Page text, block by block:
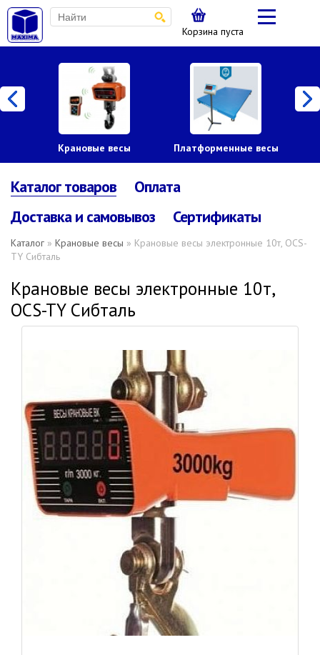
Корзина пуста
Крановые весы Платформенные весы
Каталог товаров
Оплата
Доставка и самовывоз
Сертификаты
Каталог » Крановые весы » Крановые весы электронные 10т, OCS-
TY Сибталь
Крановые весы электронные 10т,
OCS-TY Сибталь